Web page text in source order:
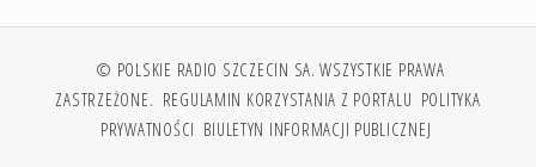
© POLSKIE RADIO SZCZECIN SA. WSZYSTKIE PRAWA
ZASTRZEŻONE. REGULAMIN KORZYSTANIA Z PORTALU POLITYKA
PRYWATNOŚCI BIULETYN INFORMACJI PUBLICZNEJ